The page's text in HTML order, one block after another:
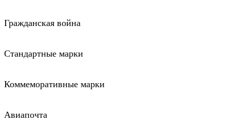
Гражданская война
Стандартные марки
Коммеморативные марки
Авиапочта